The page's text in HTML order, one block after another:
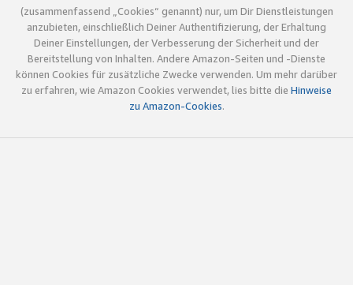
(zusammenfassend „Cookies“ genannt) nur, um Dir Dienstleistungen
anzubieten, einschließlich Deiner Authentifizierung, der Erhaltung
Deiner Einstellungen, der Verbesserung der Sicherheit und der
Bereitstellung von Inhalten. Andere Amazon-Seiten und -Dienste
können Cookies für zusätzliche Zwecke verwenden. Um mehr darüber
zu erfahren, wie Amazon Cookies verwendet, lies bitte die Hinweise
zu Amazon-Cookies.